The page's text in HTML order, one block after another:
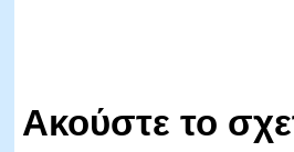
Ακούστε το